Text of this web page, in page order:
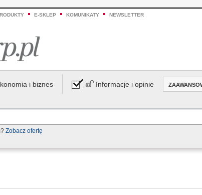
E-SKLEP KOMUNIKATY NEWSLETTER
i biznes Informacje i opinie
Zobacz ofertę